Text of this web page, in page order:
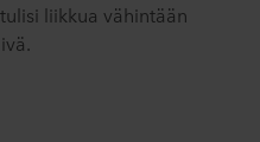
liikkua vähintään